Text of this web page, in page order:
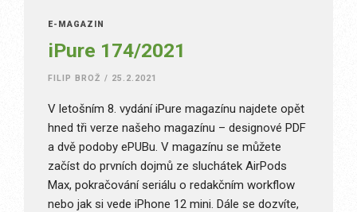
E-MAGAZÍN
iPure 174/2021
FILIP BROŽ / 25.2.2021
V letošním 8. vydání iPure magazínu najdete opět
hned tři verze našeho magazínu – designové PDF
a dvě podoby ePUBu. V magazínu se můžete
začíst do prvních dojmů ze sluchátek AirPods
Max, pokračování seriálu o redakčním workflow
nebo jak si vede iPhone 12 mini. Dále se dozvíte,